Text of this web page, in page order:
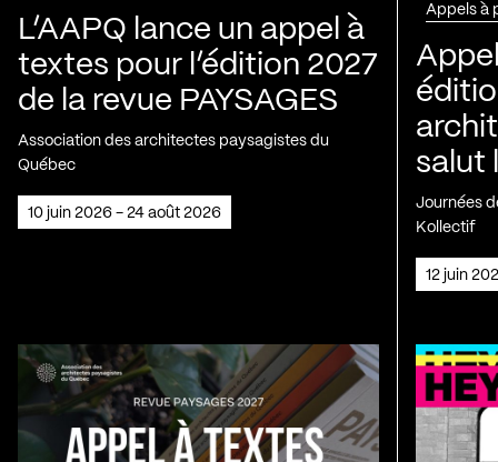
L’AAPQ lance un appel à
textes pour l’édition 2027
de la revue PAYSAGES
Association des architectes paysagistes du
Québec
10 juin 2026 - 24 août 2026
Appels à
salut
Journées
Kollectif
12 juin